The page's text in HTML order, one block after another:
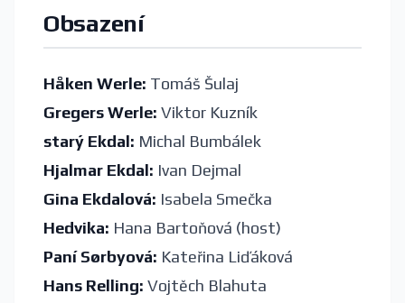
Obsazení
Håken Werle: Tomáš Šulaj
Gregers Werle: Viktor Kuzník
starý Ekdal: Michal Bumbálek
Hjalmar Ekdal: Ivan Dejmal
Gina Ekdalová: Isabela Smečka
Hedvika: Hana Bartoňová (host)
Paní Sørbyová: Kateřina Liďáková
Hans Relling: Vojtěch Blahuta